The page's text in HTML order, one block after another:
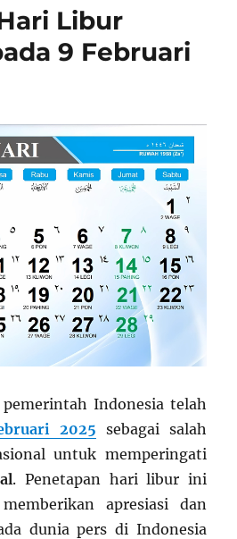
Libur
9 Februari
Indonesia telah
2025 sebagai salah
untuk memperingati
. Penetapan hari libur ini
apresiasi dan
dunia pers di Indonesia